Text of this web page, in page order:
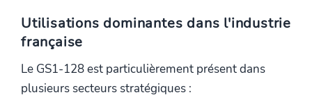
Utilisations dominantes dans l'industrie
française
Le GS1-128 est particulièrement présent dans
plusieurs secteurs stratégiques :